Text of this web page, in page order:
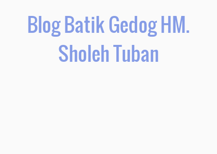
Blog Batik Gedog HM.
Sholeh Tuban